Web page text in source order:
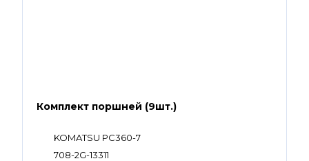
Комплект поршней (9шт.)
KOMATSU PC360-7
708-2G-13311